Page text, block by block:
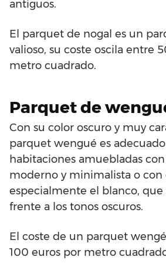
antiguos.
El parquet de nogal es un
valioso, su coste oscila entre
metro cuadrado.
Parquet de
Con su color oscuro y muy
parquet wengué es
habitaciones amuebladas
moderno y minimalista o con
especialmente el blanco,
frente a los tonos oscuros.
El coste de un parquet
100 euros por metro